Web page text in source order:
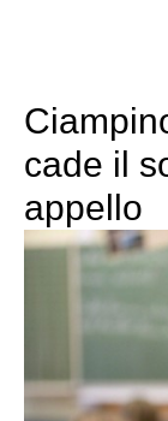
cade il
appello